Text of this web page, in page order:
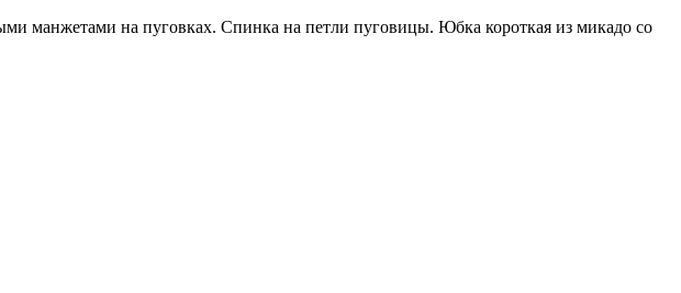
манжетами на пуговках. Спинка на петли пуговицы. Юбка короткая из микадо со